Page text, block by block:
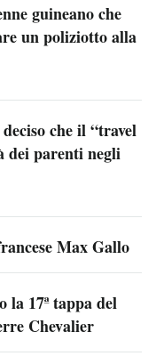
guineano che
un poliziotto alla
che il “travel
dei parenti negli
Max Gallo
la 17ª tappa del
Chevalier